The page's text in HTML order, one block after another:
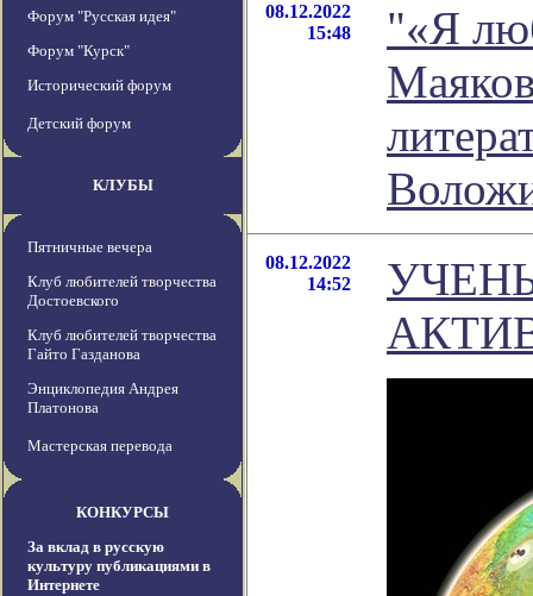
Форум "Русская идея"
Форум "Курск"
Исторический форум
Детский форум
КЛУБЫ
Пятничные вечера
Клуб любителей творчества
Достоевского
Клуб любителей творчества
Гайто Газданова
Энциклопедия Андрея
Платонова
Мастерская перевода
КОНКУРСЫ
За вклад в русскую
культуру публикациями в
Интернете
08.12.2022
15:48
"«Я
08.12.2022
14:52